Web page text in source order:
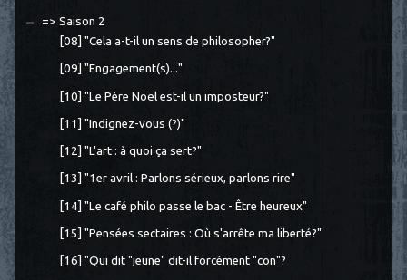
=> Saison 2
[08] "Cela a-t-il un sens de philosopher?"
[09] "Engagement(s)..."
[10] "Le Père Noël est-il un imposteur?"
[11] "Indignez-vous (?)"
[12] "L'art : à quoi ça sert?"
[13] "1er avril : Parlons sérieux, parlons rire"
[14] "Le café philo passe le bac - Être heureux"
[15] "Pensées sectaires : Où s'arrête ma liberté?"
[16] "Qui dit "jeune" dit-il forcément "con"?